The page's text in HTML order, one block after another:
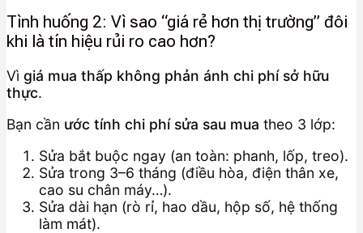
Tình huống 2: Vì sao “giá rẻ hơn thị trường” đôi
khi là tín hiệu rủi ro cao hơn?
Vì giá mua thấp không phản ánh chi phí sở hữu
thực.
Bạn cần ước tính chi phí sửa sau mua theo 3 lớp:
Sửa bắt buộc ngay (an toàn: phanh, lốp, treo).
Sửa trong 3–6 tháng (điều hòa, điện thân xe,
cao su chân máy…).
Sửa dài hạn (rò rỉ, hao dầu, hộp số, hệ thống
làm mát).